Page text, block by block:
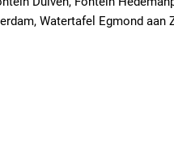
Watertafel Egmond aan